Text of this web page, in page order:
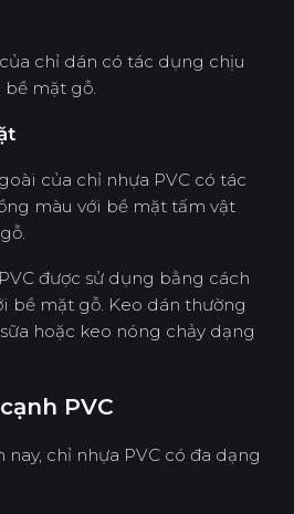
chỉ dán có tác dụng chịu
bề mặt gỗ
của chỉ nhựa PVC có tác
màu với bề mặt tấm vật
được sử dụng bằng cách
bề mặt gỗ. Keo dán thường
hoặc keo nóng chảy dạng
PVC
chỉ nhựa PVC có đa dạng